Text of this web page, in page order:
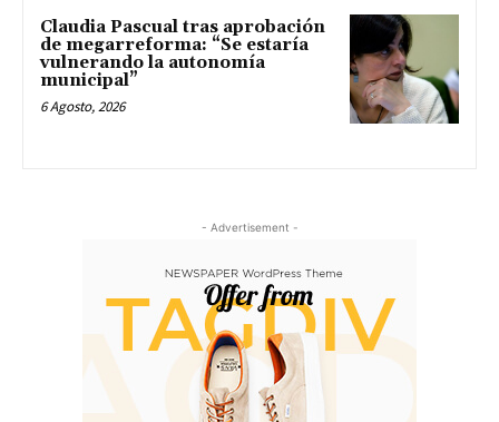
Claudia Pascual tras aprobación
de megarreforma: “Se estaría
vulnerando la autonomía
municipal”
6 Agosto, 2026
- Advertisement -